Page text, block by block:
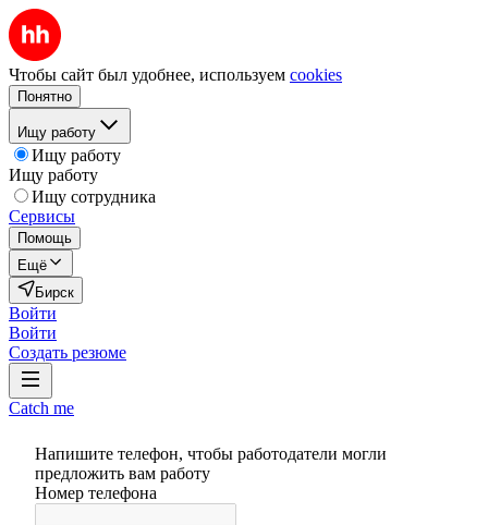
Чтобы сайт был удобнее, используем cookies
Понятно
Ищу работу
Ищу работу
Ищу работу
Ищу сотрудника
Сервисы
Помощь
Ещё
Бирск
Войти
Войти
Создать резюме
Catch me
Напишите телефон, чтобы работодатели могли
предложить вам работу
Номер телефона